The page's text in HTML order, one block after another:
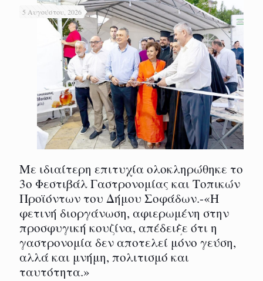
5 Αυγούστου, 2026
Με ιδιαίτερη επιτυχία ολοκληρώθηκε το
3ο Φεστιβάλ Γαστρονομίας και Τοπικών
Προϊόντων του Δήμου Σοφάδων.-«Η
φετινή διοργάνωση, αφιερωμένη στην
προσφυγική κουζίνα, απέδειξε ότι η
γαστρονομία δεν αποτελεί μόνο γεύση,
αλλά και μνήμη, πολιτισμό και
ταυτότητα.»